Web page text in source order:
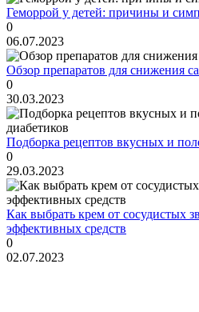
Геморрой у детей: причины и
0
06.07.2023
Обзор препаратов для снижения
0
30.03.2023
Подборка рецептов вкусных и
0
29.03.2023
Как выбрать крем от сосудистых
эффективных средств
0
02.07.2023